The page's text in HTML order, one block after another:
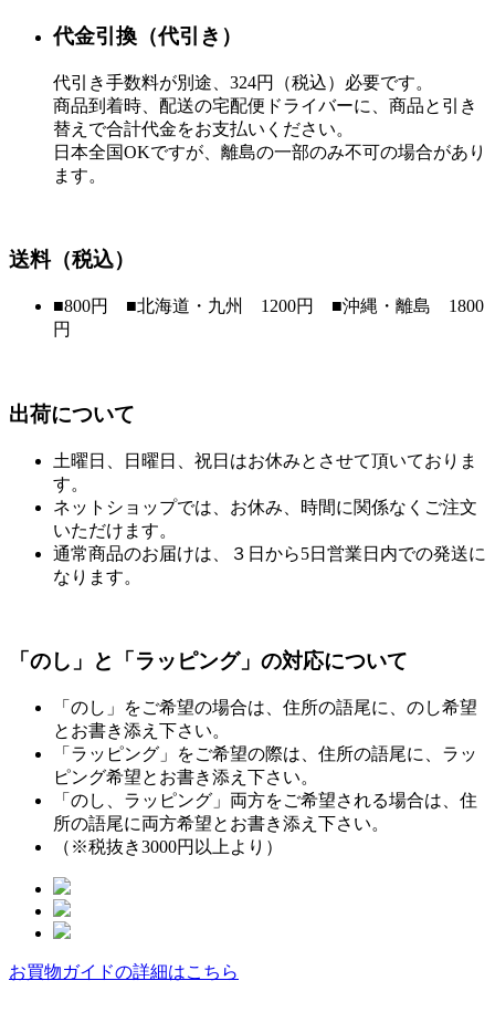
代金引換（代引き）
代引き手数料が別途、324円（税込）必要です。
商品到着時、配送の宅配便ドライバーに、商品と引き
替えで合計代金をお支払いください。
日本全国OKですが、離島の一部のみ不可の場合があり
ます。
送料（税込）
■800円 ■北海道・九州 1200円 ■沖縄・離島 1800
円
出荷について
土曜日、日曜日、祝日はお休みとさせて頂いておりま
す。
ネットショップでは、お休み、時間に関係なくご注文
いただけます。
通常商品のお届けは、３日から5日営業日内での発送に
なります。
「のし」と「ラッピング」の対応について
「のし」をご希望の場合は、住所の語尾に、のし希望
とお書き添え下さい。
「ラッピング」をご希望の際は、住所の語尾に、ラッ
ピング希望とお書き添え下さい。
「のし、ラッピング」両方をご希望される場合は、住
所の語尾に両方希望とお書き添え下さい。
（※税抜き3000円以上より）
お買物ガイドの詳細はこちら